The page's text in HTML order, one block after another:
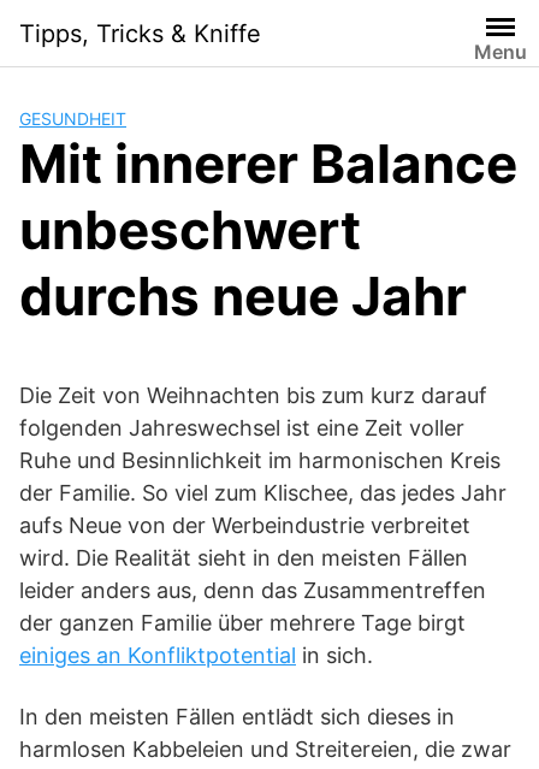
content
Tipps, Tricks & Kniffe
Menu
GESUNDHEIT
Mit innerer Balance
unbeschwert
durchs neue Jahr
Die Zeit von Weihnachten bis zum kurz darauf
folgenden Jahreswechsel ist eine Zeit voller
Ruhe und Besinnlichkeit im harmonischen Kreis
der Familie. So viel zum Klischee, das jedes Jahr
aufs Neue von der Werbeindustrie verbreitet
wird. Die Realität sieht in den meisten Fällen
leider anders aus, denn das Zusammentreffen
der ganzen Familie über mehrere Tage birgt
einiges an Konfliktpotential in sich.
In den meisten Fällen entlädt sich dieses in
harmlosen Kabbeleien und Streitereien, die zwar